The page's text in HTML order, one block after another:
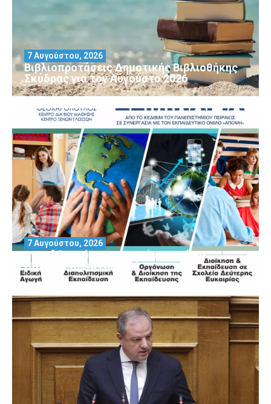
Βιβλιοπροτάσεις Δημοτικής Βιβλιοθήκης
Σκύδρας για τον Αύγούστο 2026
7 Αυγούστου, 2026
Μοριοδοτούμενα Σεμινάρια από το
Πανεπιστήμιο Πειραιά
7 Αυγούστου, 2026